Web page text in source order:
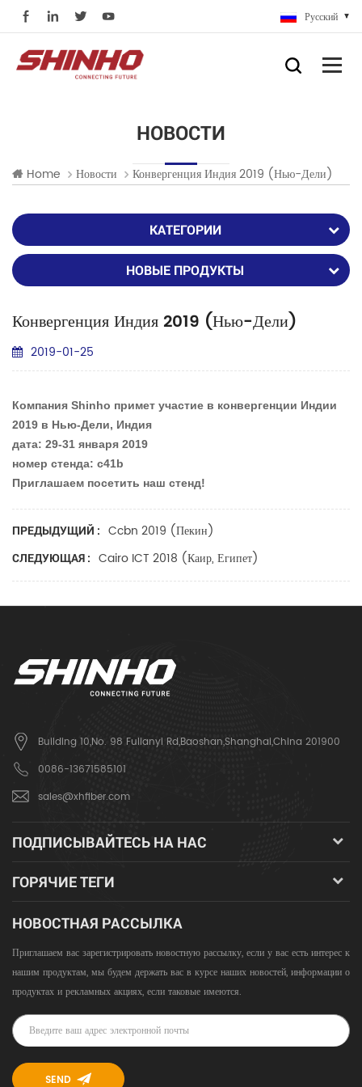
Русский
НОВОСТИ
Home Новости Конвергенция Индия 2019 (Нью-Дели)
КАТЕГОРИИ
НОВЫЕ ПРОДУКТЫ
Конвергенция Индия 2019 (Нью-Дели)
2019-01-25
Компания Shinho примет участие в конвергенции Индии
2019 в Нью-Дели, Индия
дата: 29-31 января 2019
номер стенда: c41b
Приглашаем посетить наш стенд!
ПРЕДЫДУЩИЙ : Ccbn 2019 (Пекин)
СЛЕДУЮЩАЯ : Cairo ICT 2018 (Каир, Египет)
Building 10,No. 98 Fulianyi Rd,Baoshan,Shanghai,China 201900
0086-13671585101
sales@xhfiber.com
ПОДПИСЫВАЙТЕСЬ НА НАС
ГОРЯЧИЕ ТЕГИ
НОВОСТНАЯ РАССЫЛКА
Приглашаем вас зарегистрировать новостную рассылку, если у вас есть интерес к
нашим продуктам, мы будем держать вас в курсе наших новостей, информации о
продуктах и ​​рекламных акциях, если таковые имеются.